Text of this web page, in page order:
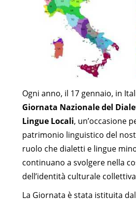
Ogni anno, il 17 gennaio, in
Giornata Nazionale del
Lingue Locali, un’occasione
patrimonio linguistico del
ruolo che dialetti e lingue
continuano a svolgere nella
dell’identità culturale
La Giornata è stata istituita